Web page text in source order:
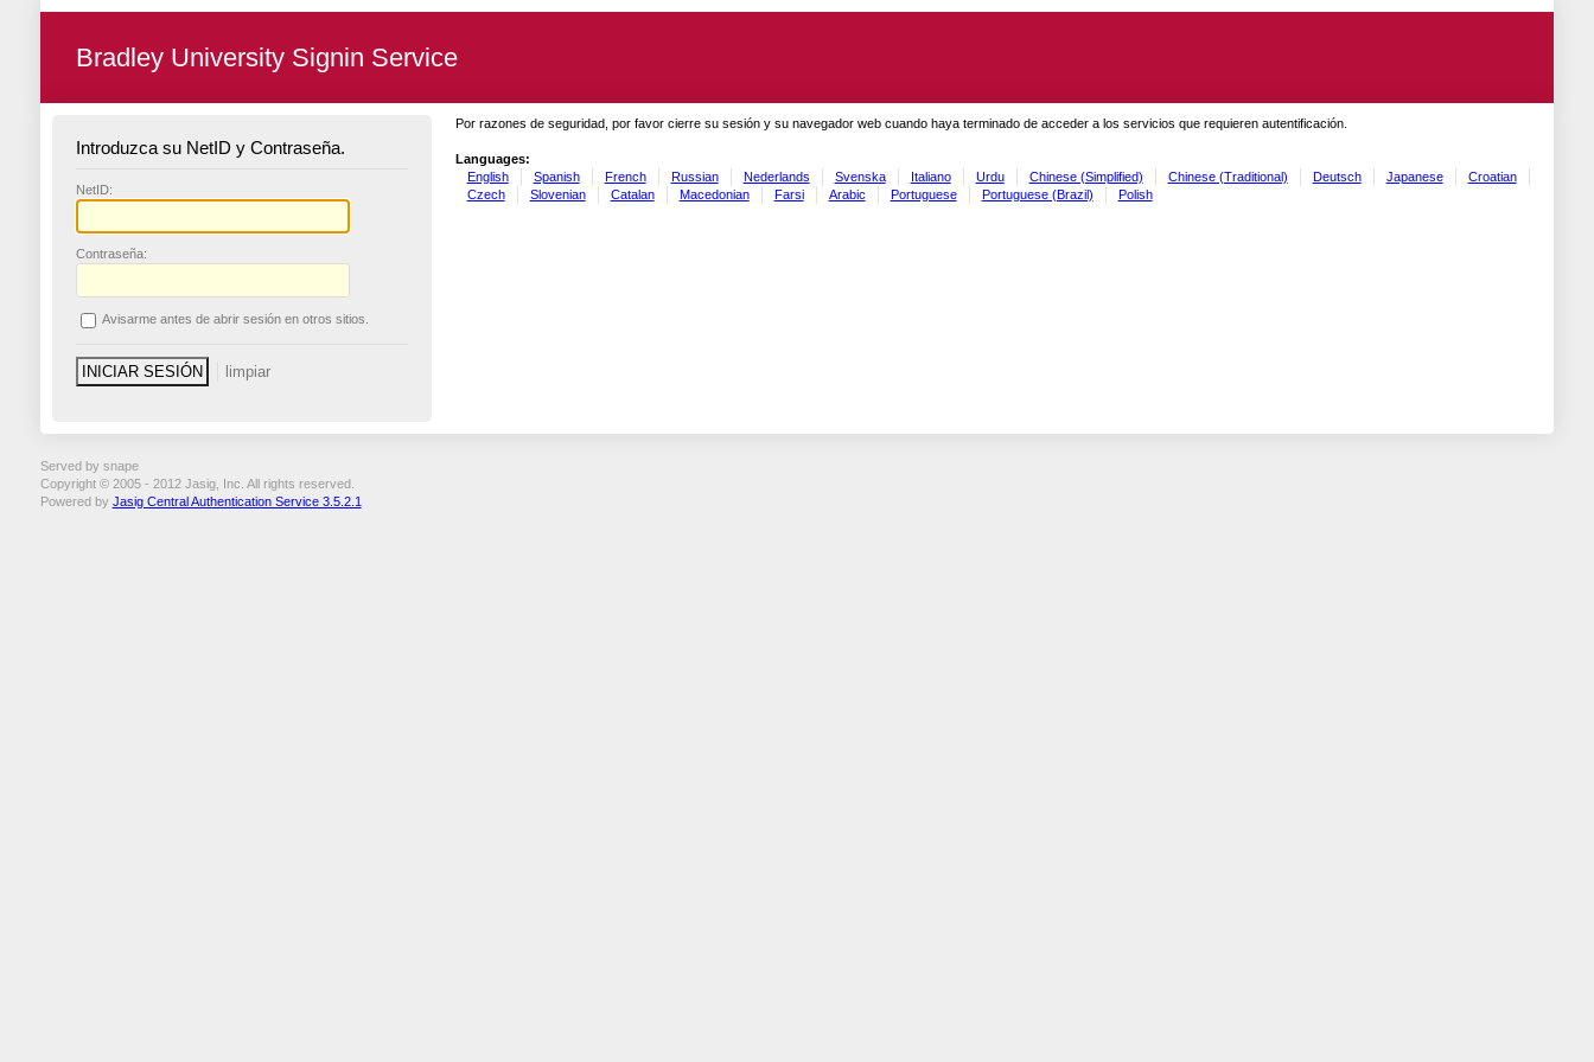
Bradley University Signin Service
Introduzca su NetID y Contraseña.
NetID:
Contraseña:
Avisarme antes de abrir sesión en otros sitios.
Por razones de seguridad, por favor cierre su sesión y su navegador web cuando haya terminado de acceder a los servicios que requieren autentificación.
Languages:
English
Spanish French Russian Nederlands Svenska Italiano Urdu Chinese (Simplified) Chinese (Traditional) Deutsch Japanese
Croatian
Czech
Slovenian Catalan Macedonian Farsi Arabic Portuguese Portuguese (Brazil) Polish
Served by snape
Copyright © 2005 - 2012 Jasig, Inc. All rights reserved.
Powered by Jasig Central Authentication Service 3.5.2.1